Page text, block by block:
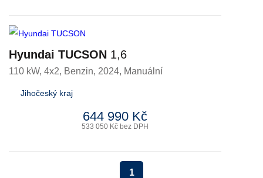
Hyundai TUCSON 1,6
110 kW, 4x2, Benzin, 2024, Manuální
Jihočeský kraj
644 990 Kč
533 050 Kč bez DPH
1